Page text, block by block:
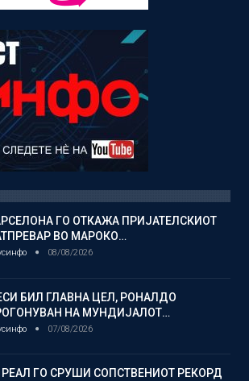
ГО ОТКАЖА ПРИЈАТЕЛСКИОТ
ВО МАРОКО…
08/08/2026
БИЛ ГЛАВНА ЦЕЛ, РОНАЛДО
НА МУНДИЈАЛОТ…
07/08/2026
РЕАЛ ГО СРУШИ СОПСТВЕНИОТ РЕКОРД